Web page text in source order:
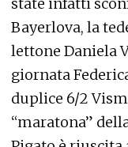
Bayerlova, la
lettone Daniela
giornata
duplice 6/2
“maratona”